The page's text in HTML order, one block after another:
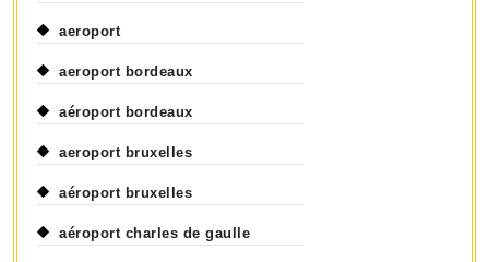
aeroport
aeroport bordeaux
aéroport bordeaux
aeroport bruxelles
aéroport bruxelles
aéroport charles de gaulle